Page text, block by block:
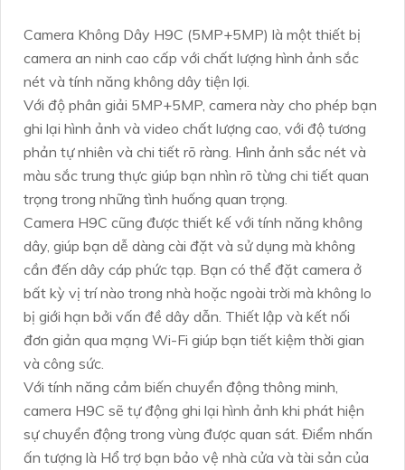
Camera Không Dây H9C (5MP+5MP) là một thiết bị
camera an ninh cao cấp với chất lượng hình ảnh sắc
nét và tính năng không dây tiện lợi.
Với độ phân giải 5MP+5MP, camera này cho phép bạn
ghi lại hình ảnh và video chất lượng cao, với độ tương
phản tự nhiên và chi tiết rõ ràng. Hình ảnh sắc nét và
màu sắc trung thực giúp bạn nhìn rõ từng chi tiết quan
trọng trong những tình huống quan trọng.
Camera H9C cũng được thiết kế với tính năng không
dây, giúp bạn dễ dàng cài đặt và sử dụng mà không
cần đến dây cáp phức tạp. Bạn có thể đặt camera ở
bất kỳ vị trí nào trong nhà hoặc ngoài trời mà không lo
bị giới hạn bởi vấn đề dây dẫn. Thiết lập và kết nối
đơn giản qua mạng Wi-Fi giúp bạn tiết kiệm thời gian
và công sức.
Với tính năng cảm biến chuyển động thông minh,
camera H9C sẽ tự động ghi lại hình ảnh khi phát hiện
sự chuyển động trong vùng được quan sát. Điểm nhấn
ấn tượng là Hổ trợ bạn bảo vệ nhà cửa và tài sản của